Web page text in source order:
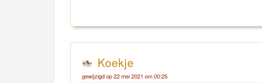
Koekje
gewijzigd op 22 mei 2021 om 00:25